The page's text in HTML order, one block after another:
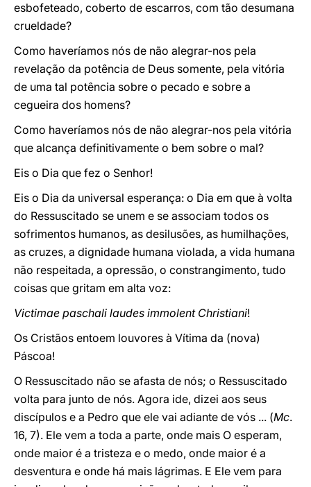
esbofeteado, coberto de escarros, com tão desumana
crueldade?
Como haveríamos nós de não alegrar-nos pela
revelação da potência de Deus somente, pela vitória
de uma tal potência sobre o pecado e sobre a
cegueira dos homens?
Como haveríamos nós de não alegrar-nos pela vitória
que alcança definitivamente o bem sobre o mal?
Eis o Dia que fez o Senhor!
Eis o Dia da universal esperança: o Dia em que à volta
do Ressuscitado se unem e se associam todos os
sofrimentos humanos, as desilusões, as humilhações,
as cruzes, a dignidade humana violada, a vida humana
não respeitada, a opressão, o constrangimento, tudo
coisas que gritam em alta voz:
Victimae paschali laudes immolent Christiani!
Os Cristãos entoem louvores à Vítima da (nova)
Páscoa!
O Ressuscitado não se afasta de nós; o Ressuscitado
volta para junto de nós. Agora ide, dizei aos seus
discípulos e a Pedro que ele vai adiante de vós ... (Mc.
16, 7). Ele vem a toda a parte, onde mais O esperam,
onde maior é a tristeza e o medo, onde maior é a
desventura e onde há mais lágrimas. E Ele vem para